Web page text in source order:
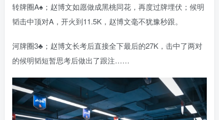
转牌圈A♠；赵博文如愿做成黑桃同花，再度过牌埋伏；候明
韬击中顶对A，开火到11.5K，赵博文毫不犹豫秒跟。
河牌圈3♣；赵博文长考后直接全下最后的27K，击中了两对
的候明韬短暂思考后做出了跟注……